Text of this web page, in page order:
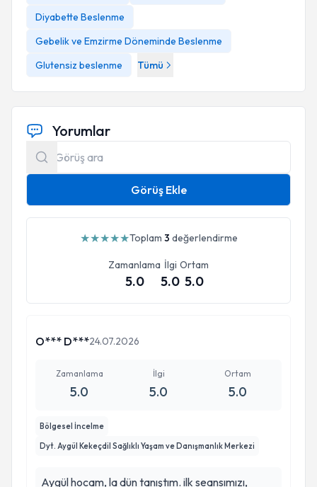
Diyabette Beslenme
Gebelik ve Emzirme Döneminde Beslenme
Glutensiz beslenme
Tümü
Yorumlar
Görüş Ekle
★★★★★Toplam 3 değerlendirme
Zamanlama
5.0
İlgi
5.0
Ortam
5.0
O*** D***24.07.2026
Zamanlama
5.0
İlgi
5.0
Ortam
5.0
Bölgesel İncelme
Dyt. Aygül Kekeçdil Sağlıklı Yaşam ve Danışmanlık Merkezi
Aygül hocam, la dün tanıştım. ilk seansımızı,